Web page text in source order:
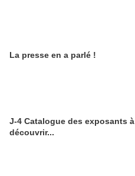
La presse en a parlé !
J-4 Catalogue des exposants à
découvrir...